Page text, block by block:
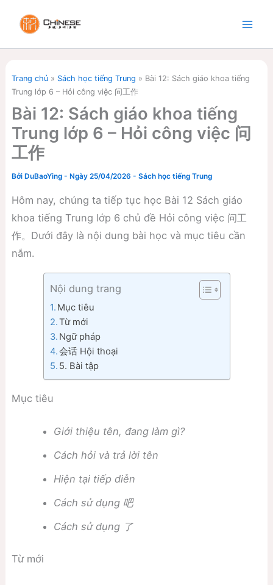
Trang chủ» Sách học tiếng Trung » Bài 12: Sách giáo khoa tiếng
Trung lớp 6 – Hỏi công việc 问工作
Bài 12: Sách giáo khoa tiếng
Trung lớp 6 – Hỏi công việc 问
工作
Bởi DuBaoYing - Ngày 25/04/2026 - Sách học tiếng Trung
Hôm nay, chúng ta tiếp tục học Bài 12 Sách giáo
khoa tiếng Trung lớp 6 chủ đề Hỏi công việc 问工
作。Dưới đây là nội dung bài học và mục tiêu cần
nắm.
Nội dung trang
Mục tiêu
Từ mới
Ngữ pháp
会话 Hội thoại
5. Bài tập
Mục tiêu
Giới thiệu tên, đang làm gì?
Cách hỏi và trả lời tên
Hiện tại tiếp diễn
Cách sử dụng 吧
Cách sử dụng 了
Từ mới